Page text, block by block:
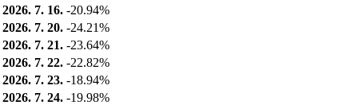
2026. 7. 16. -20.94%
2026. 7. 20. -24.21%
2026. 7. 21. -23.64%
2026. 7. 22. -22.82%
2026. 7. 23. -18.94%
2026. 7. 24. -19.98%